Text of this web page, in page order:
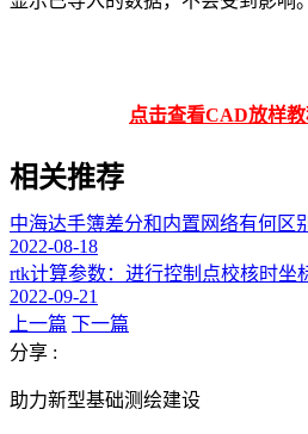
点击查看CAD放样
相关推荐
中海达手簿差分和内置网络有何区
2022-08-18
rtk计算参数：进行控制点校核时坐
2022-09-21
上一篇 下一篇
分享 :
助力新型基础测绘建设